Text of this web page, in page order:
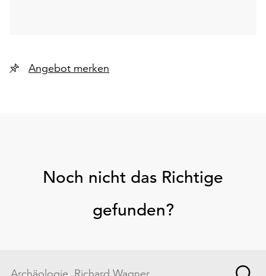
Angebot merken
Noch nicht das Richtige
gefunden?